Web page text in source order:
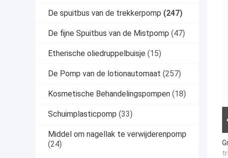
De spuitbus van de trekkerpomp (247)
De fijne Spuitbus van de Mistpomp (47)
Etherische oliedruppelbuisje (15)
De Pomp van de lotionautomaat (257)
Kosmetische Behandelingspompen (18)
Schuimplasticpomp (33)
Middel om nagellak te verwijderenpomp
(24)